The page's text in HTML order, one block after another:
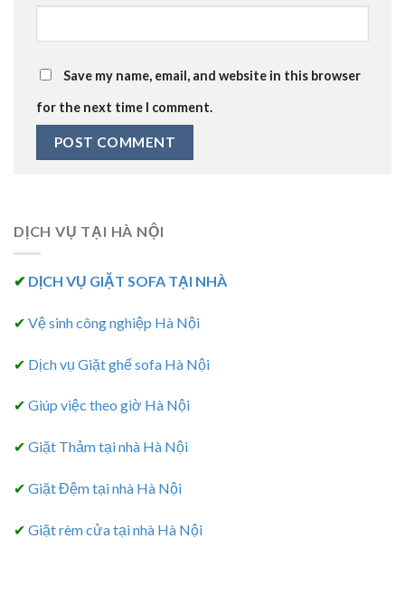
Save my name, email, and website in this browser
for the next time I comment.
DỊCH VỤ TẠI HÀ NỘI
✔ DỊCH VỤ GIẶT SOFA TẠI NHÀ
✔ Vệ sinh công nghiệp Hà Nội
✔ Dịch vụ Giặt ghế sofa Hà Nội
✔ Giúp việc theo giờ Hà Nội
✔ Giặt Thảm tại nhà Hà Nội
✔ Giặt Đệm tại nhà Hà Nội
✔ Giặt rèm cửa tại nhà Hà Nội